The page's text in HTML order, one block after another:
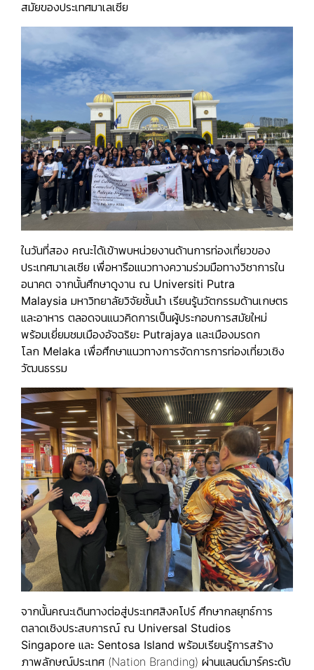
สมัยของประเทศมาเลเซีย
ในวันที่สอง คณะได้เข้าพบหน่วยงานด้านการท่องเที่ยวของ
ประเทศมาเลเซีย เพื่อหารือแนวทางความร่วมมือทางวิชาการใน
อนาคต จากนั้นศึกษาดูงาน ณ Universiti Putra
Malaysia มหาวิทยาลัยวิจัยชั้นนำ เรียนรู้นวัตกรรมด้านเกษตร
และอาหาร ตลอดจนแนวคิดการเป็นผู้ประกอบการสมัยใหม่
พร้อมเยี่ยมชมเมืองอัจฉริยะ Putrajaya และเมืองมรดก
โลก Melaka เพื่อศึกษาแนวทางการจัดการการท่องเที่ยวเชิง
วัฒนธรรม
จากนั้นคณะเดินทางต่อสู่ประเทศสิงคโปร์ ศึกษากลยุทธ์การ
ตลาดเชิงประสบการณ์ ณ Universal Studios
Singapore และ Sentosa Island พร้อมเรียนรู้การสร้าง
ภาพลักษณ์ประเทศ (Nation Branding) ผ่านแลนด์มาร์คระดับ